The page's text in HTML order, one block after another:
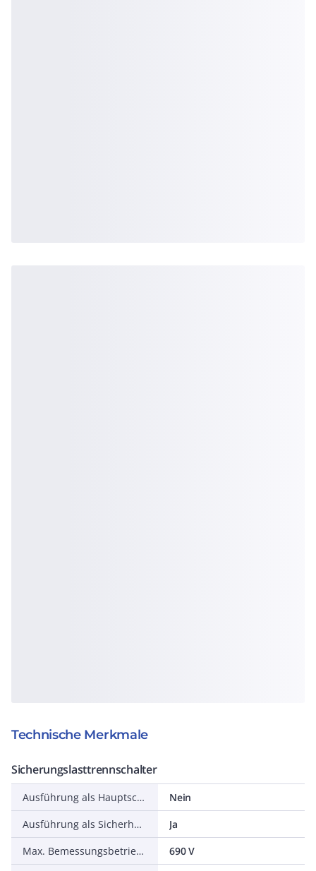
Technische Merkmale
Sicherungslasttrennschalter
Ausführung als Hauptschalter
Nein
Ausführung als Sicherheitsschalter
Ja
Max. Bemessungsbetriebsspannung Ue bei AC
690 V